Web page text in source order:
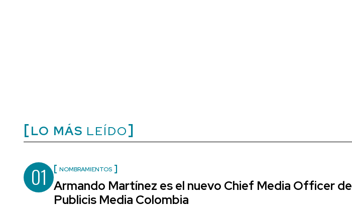
LO MÁS LEÍDO
01 NOMBRAMIENTOS
Armando Martínez es el nuevo Chief Media Officer de
Publicis Media Colombia